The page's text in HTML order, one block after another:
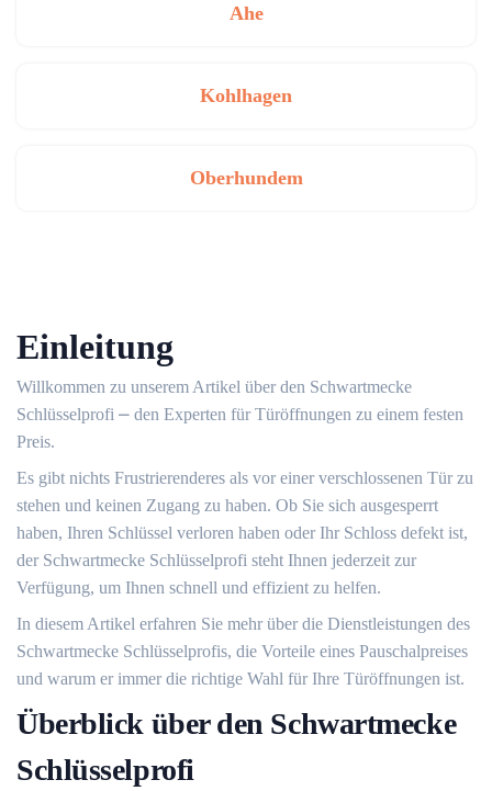
Ahe
Kohlhagen
Oberhundem
Einleitung
Willkommen zu unserem Artikel über den Schwartmecke
Schlüsselprofi ⎼ den Experten für Türöffnungen zu einem festen
Preis.​
Es gibt nichts Frustrierenderes als vor einer verschlossenen Tür zu
stehen und keinen Zugang zu haben.​ Ob Sie sich ausgesperrt
haben, Ihren Schlüssel verloren haben oder Ihr Schloss defekt ist,
der Schwartmecke Schlüsselprofi steht Ihnen jederzeit zur
Verfügung, um Ihnen schnell und effizient zu helfen.
In diesem Artikel erfahren Sie mehr über die Dienstleistungen des
Schwartmecke Schlüsselprofis, die Vorteile eines Pauschalpreises
und warum er immer die richtige Wahl für Ihre Türöffnungen ist.​
Überblick über den Schwartmecke
Schlüsselprofi